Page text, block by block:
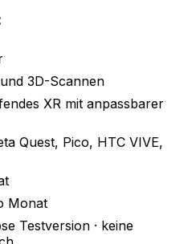
3D-Scannen
XR mit anpassbarer
Quest, Pico, HTC VIVE,
Monat
Testversion · keine